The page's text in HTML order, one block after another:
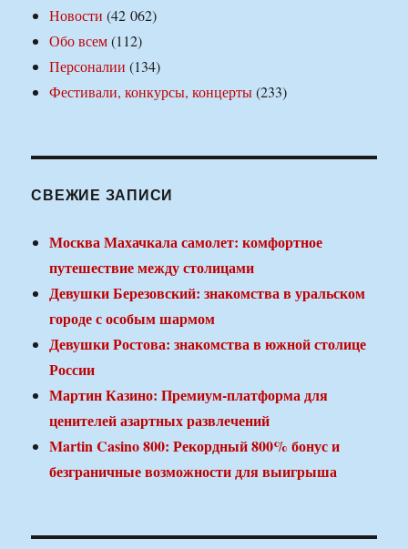
Новости (42 062)
Обо всем(112)
Персоналии (134)
Фестивали, конкурсы, концерты(233)
СВЕЖИЕ ЗАПИСИ
Москва Махачкала самолет: комфортное
путешествие между столицами
Девушки Березовский: знакомства в уральском
городе с особым шармом
Девушки Ростова: знакомства в южной столице
России
Мартин Казино: Премиум-платформа для
ценителей азартных развлечений
Martin Casino 800: Рекордный 800% бонус и
безграничные возможности для выигрыша